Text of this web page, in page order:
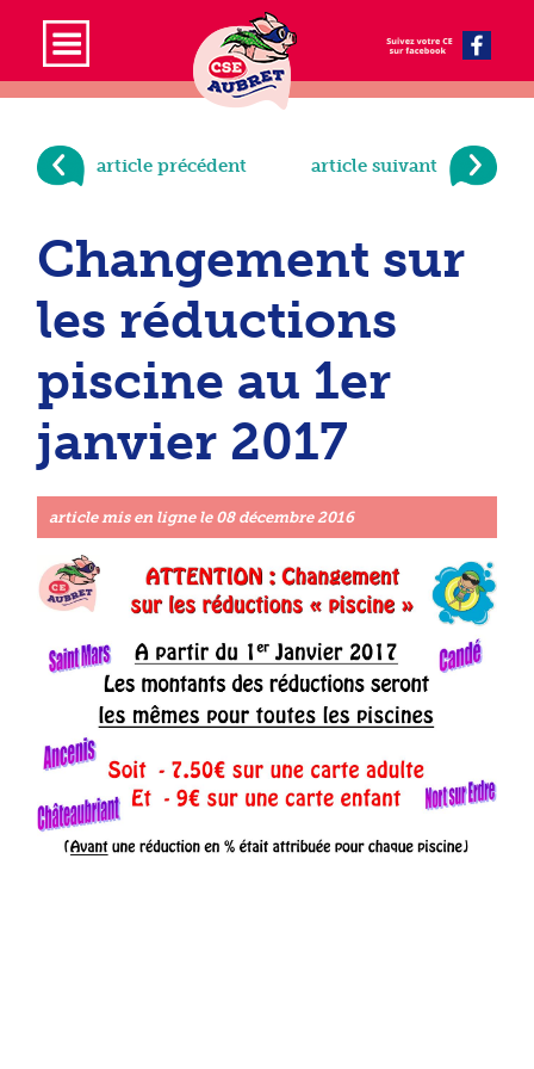
article précédent article suivant
Changement sur
les réductions
piscine au 1er
janvier 2017
article mis en ligne le 08 décembre 2016